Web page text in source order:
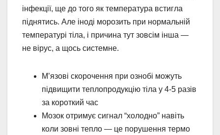
інфекції, ще до того як температура встигла
піднятись. Але іноді морозить при нормальній
температурі тіла, і причина тут зовсім інша —
не вірус, а щось системне.
М’язові скорочення при ознобі можуть
підвищити теплопродукцію тіла у 4-5 разів
за короткий час
Мозок отримує сигнал “холодно” навіть
коли зовні тепло — це порушення термо